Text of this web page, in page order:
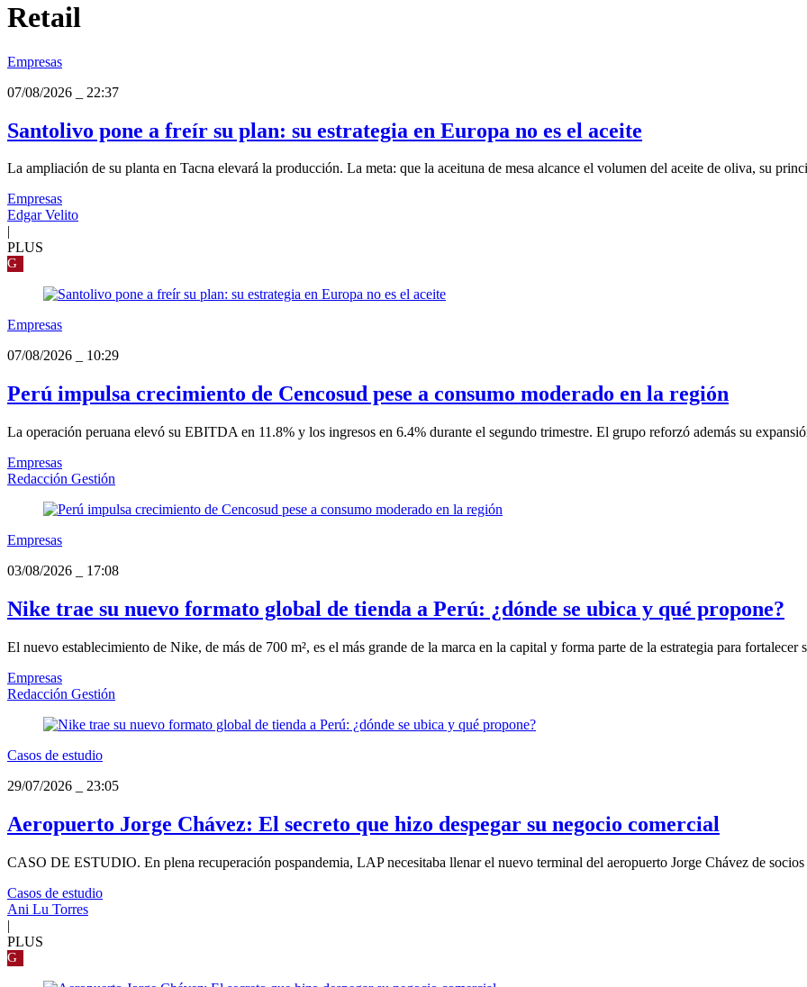
Retail
Empresas
07/08/2026
22:37
Santolivo pone a freír su plan: su estrategia en Europa no es el aceite
La ampliación de su planta en Tacna elevará la producción. La meta: que la aceituna de mesa alcance el volumen del aceite de oliva, su
Empresas
Edgar Velito
PLUS
G
Empresas
07/08/2026
10:29
Perú impulsa crecimiento de Cencosud pese a consumo moderado en la región
La operación peruana elevó su EBITDA en 11.8% y los ingresos en 6.4% durante el segundo trimestre. El grupo reforzó además su
Empresas
Redacción Gestión
Empresas
03/08/2026
17:08
Nike trae su nuevo formato global de tienda a Perú: ¿dónde se ubica y qué propone?
El nuevo establecimiento de Nike, de más de 700 m², es el más grande de la marca en la capital y forma parte de la estrategia para fortalecer
Empresas
Redacción Gestión
Casos de estudio
29/07/2026
23:05
Aeropuerto Jorge Chávez: El secreto que hizo despegar su negocio comercial
CASO DE ESTUDIO. En plena recuperación pospandemia, LAP necesitaba llenar el nuevo terminal del aeropuerto Jorge Chávez de socios
Casos de estudio
Ani Lu Torres
|
PLUS
G